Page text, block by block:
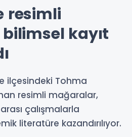
resimli
kayıt
ilçesindeki Tohma
resimli mağaralar,
çalışmalarla
literatüre kazandırılıyor.